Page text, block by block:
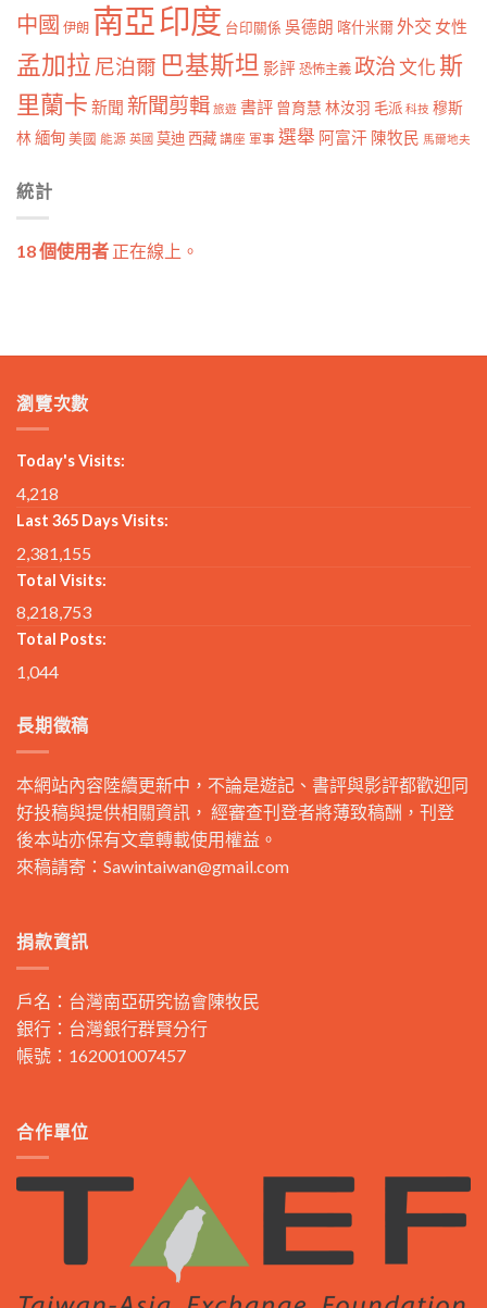
中國 伊朗 南亞印度 台印關係 吳德朗 喀什米爾外交 女性
孟加拉 尼泊爾 巴基斯坦 影評 恐怖主義 政治文化斯
里蘭卡 新聞 新聞剪輯 旅遊 書評 曾育慧 林汝羽 毛派 科技 穆斯
林 緬甸 美國 能源 英國 莫迪 西藏 講座 軍事 選舉 阿富汗 陳牧民 馬爾地夫
統計
18 個使用者 正在線上。
瀏覽次數
Today's Visits:
4,218
Last 365 Days Visits:
2,381,155
Total Visits:
8,218,753
Total Posts:
1,044
長期徵稿
本網站內容陸續更新中，不論是遊記、書評與影評都歡迎同
好投稿與提供相關資訊， 經審查刊登者將薄致稿酬，刊登
後本站亦保有文章轉載使用權益。
來稿請寄： Sawintaiwan@gmail.com
捐款資訊
戶名：台灣南亞研究協會陳牧民
銀行：台灣銀行群賢分行
帳號：162001007457
合作單位